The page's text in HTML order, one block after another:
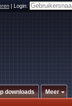
|Login:
downloads Meer